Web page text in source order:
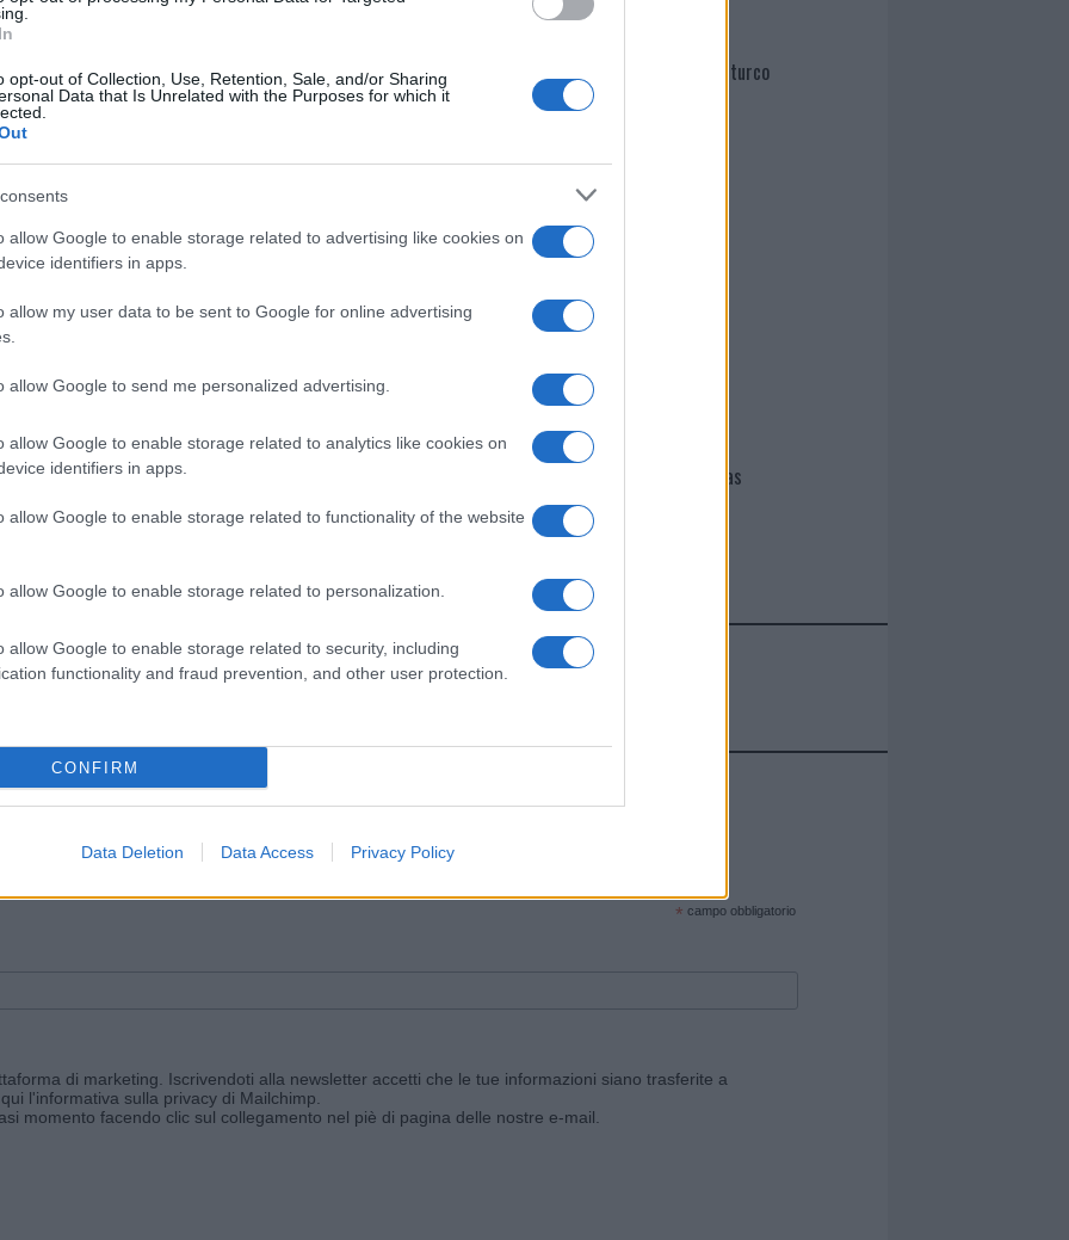
opt-out of Collection, Use, Retention, Sale, and/or Sharing
Data that Is Unrelated with the Purposes for which it
allow Google to enable storage related to advertising like cookies on
identifiers in apps.
allow my user data to be sent to Google for online advertising
allow Google to send me personalized advertising.
allow Google to enable storage related to analytics like cookies on
identifiers in apps.
allow Google to enable storage related to functionality of the website
allow Google to enable storage related to personalization.
allow Google to enable storage related to security, including
functionality and fraud prevention, and other user protection.
CONFIRM
Data Deletion Data Access Privacy Policy
Martina Agostina Diturco
I nostri cari
I nostri cari
Giovannimaria Cabras
Invia un Comunicato Stampa|Pubblicità|Segnala
e ricevi le nostre email periodiche contenenti le ultime notizie pubblicate sul sito web!
* campo obbligatorio
di marketing. Iscrivendoti alla newsletter accetti che le tue informazioni siano trasferite a
l'informativa sulla privacy di Mailchimp
momento facendo clic sul collegamento nel piè di pagina delle nostre e-mail.